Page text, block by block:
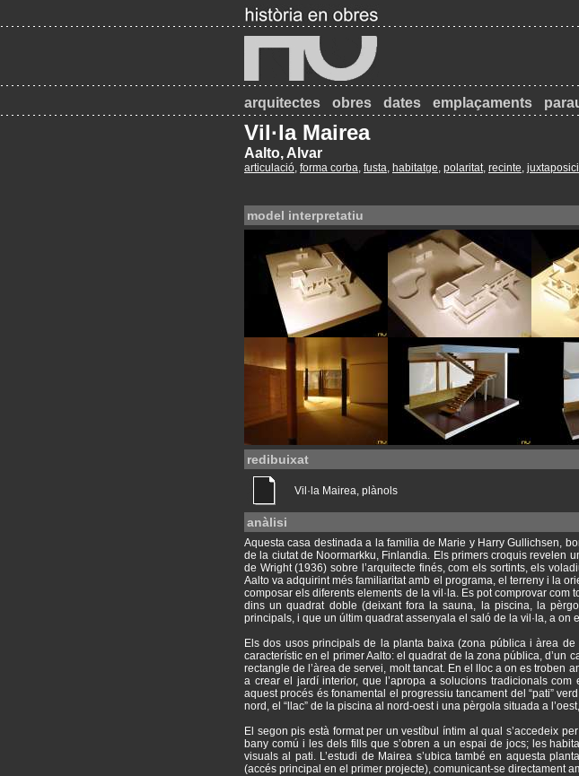
arquitectes obres dates emplaçaments
Vil·la Mairea
Aalto, Alvar
articulació, forma corba, fusta, habitatge, polaritat, recinte,
model interpretatiu
redibuixat
Vil·la Mairea, plànols
anàlisi
Aquesta casa destinada a la familia de Marie y Harry Gullichsen,
de la ciutat de Noormarkku, Finlandia. Els primers croquis revelen
de Wright (1936) sobre l’arquitecte finés, com els sortints, els
Aalto va adquirint més familiaritat amb el programa, el terreny i la
composar els diferents elements de la vil·la. Es pot comprovar
dins un quadrat doble (deixant fora la sauna, la piscina, la
principals, i que un últim quadrat assenyala el saló de la vil·la, a on
Els dos usos principals de la planta baixa (zona pública i àrea
característic en el primer Aalto: el quadrat de la zona pública, d’un
rectangle de l’àrea de servei, molt tancat. En el lloc a on es troben
a crear el jardí interior, que l’apropa a solucions tradicionals
aquest procés és fonamental el progressiu tancament del “pati”
nord, el “llac” de la piscina al nord-oest i una pèrgola situada a
El segon pis està format per un vestíbul íntim al qual s’accedeix
bany comú i les dels fills que s’obren a un espai de jocs; les
visuals al pati. L’estudi de Mairea s’ubica també en aquesta
(accés principal en el primer projecte), comunicant-se directament